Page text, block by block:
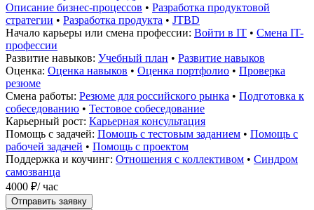
Описание бизнес-процессов • Разработка продуктовой
стратегии • Разработка продукта • JTBD
Начало карьеры или смена профессии: Войти в IT • Смена IT-
профессии
Развитие навыков: Учебный план • Развитие навыков
Оценка: Оценка навыков • Оценка портфолио • Проверка
резюме
Смена работы: Резюме для российского рынка • Подготовка к
собеседованию • Тестовое собеседование
Карьерный рост: Карьерная консультация
Помощь с задачей: Помощь с тестовым заданием • Помощь с
рабочей задачей • Помощь с проектом
Поддержка и коучинг: Отношения с коллективом • Синдром
самозванца
4000 ₽/ час
Отправить заявку